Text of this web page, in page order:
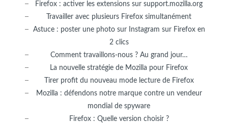
Firefox : activer les extensions sur support.mozilla.org
Travailler avec plusieurs Firefox simultanément
Astuce : poster une photo sur Instagram sur Firefox en
2 clics
Comment travaillons-nous ? Au grand jour…
La nouvelle stratégie de Mozilla pour Firefox
Tirer profit du nouveau mode lecture de Firefox
Mozilla : défendons notre marque contre un vendeur
mondial de spyware
Firefox : Quelle version choisir ?